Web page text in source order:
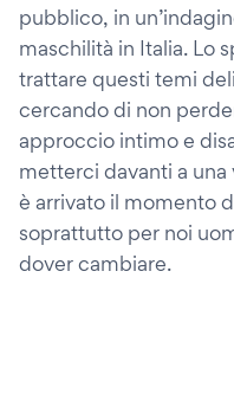
pubblico, in
maschilità in Italia. Lo
trattare questi temi
cercando di non
approccio intimo e
metterci davanti a
è arrivato il momento
soprattutto per noi
dover cambiare.